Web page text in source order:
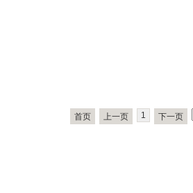
首页 上一页 1 下一页